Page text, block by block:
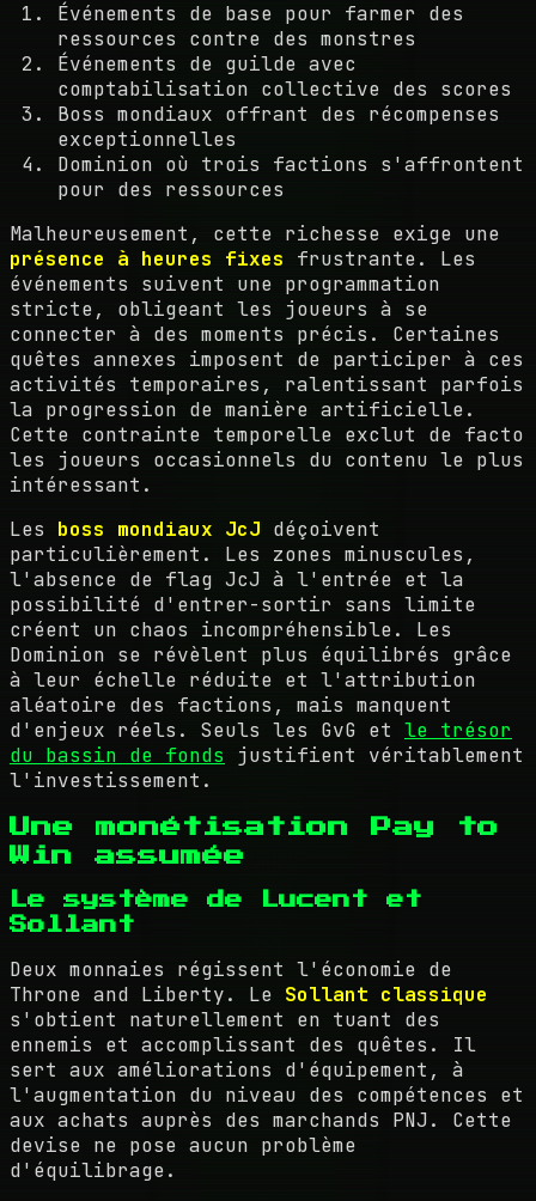
Événements de base pour farmer des
ressources contre des monstres
Événements de guilde avec
comptabilisation collective des scores
Boss mondiaux offrant des récompenses
exceptionnelles
Dominion où trois factions s'affrontent
pour des ressources
Malheureusement, cette richesse exige une
présence à heures fixes frustrante. Les
événements suivent une programmation
stricte, obligeant les joueurs à se
connecter à des moments précis. Certaines
quêtes annexes imposent de participer à ces
activités temporaires, ralentissant parfois
la progression de manière artificielle.
Cette contrainte temporelle exclut de facto
les joueurs occasionnels du contenu le plus
intéressant.
Les boss mondiaux JcJ déçoivent
particulièrement. Les zones minuscules,
l'absence de flag JcJ à l'entrée et la
possibilité d'entrer-sortir sans limite
créent un chaos incompréhensible. Les
Dominion se révèlent plus équilibrés grâce
à leur échelle réduite et l'attribution
aléatoire des factions, mais manquent
d'enjeux réels. Seuls les GvG et le trésor
du bassin de fonds justifient véritablement
l'investissement.
Une monétisation Pay to
Win assumée
Le système de Lucent et
Sollant
Deux monnaies régissent l'économie de
Throne and Liberty. Le Sollant classique
s'obtient naturellement en tuant des
ennemis et accomplissant des quêtes. Il
sert aux améliorations d'équipement, à
l'augmentation du niveau des compétences et
aux achats auprès des marchands PNJ. Cette
devise ne pose aucun problème
d'équilibrage.